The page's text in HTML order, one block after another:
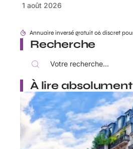
1 août 2026
Recherche
À lire absolument